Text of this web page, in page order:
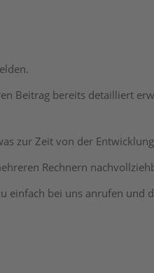
Beitrag bereits detailliert
zur Zeit von der
Rechnern
einfach bei uns anrufen und